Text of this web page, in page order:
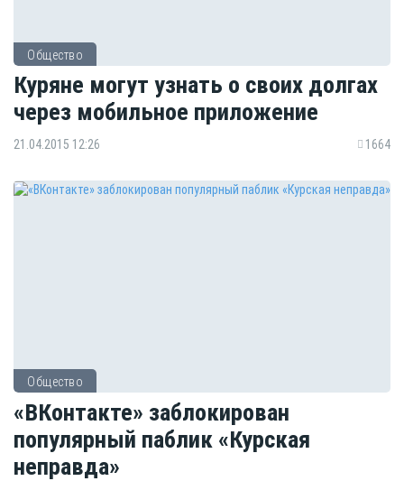
Общество
Куряне могут узнать о своих долгах
через мобильное приложение
21.04.2015 12:26 1664
Общество
«ВКонтакте» заблокирован
популярный паблик «Курская
неправда»